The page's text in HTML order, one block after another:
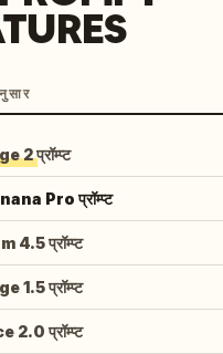
2 प्रॉम्प्ट
Pro प्रॉम्प्ट
4.5 प्रॉम्प्ट
1.5 प्रॉम्प्ट
2.0 प्रॉम्प्ट